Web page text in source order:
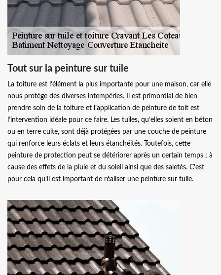
Tout sur la peinture sur tuile
La toiture est l’élément la plus importante pour une maison, car elle
nous protège des diverses intempéries. Il est primordial de bien
prendre soin de la toiture et l’application de peinture de toit est
l’intervention idéale pour ce faire. Les tuiles, qu’elles soient en béton
ou en terre cuite, sont déjà protégées par une couche de peinture
qui renforce leurs éclats et leurs étanchéités. Toutefois, cette
peinture de protection peut se détériorer après un certain temps ; à
cause des effets de la pluie et du soleil ainsi que des saletés. C'est
pour cela qu'il est important de réaliser une peinture sur tuile.